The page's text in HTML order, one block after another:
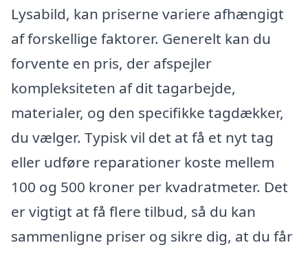
Lysabild, kan priserne variere afhængigt
af forskellige faktorer. Generelt kan du
forvente en pris, der afspejler
kompleksiteten af dit tagarbejde,
materialer, og den specifikke tagdækker,
du vælger. Typisk vil det at få et nyt tag
eller udføre reparationer koste mellem
100 og 500 kroner per kvadratmeter. Det
er vigtigt at få flere tilbud, så du kan
sammenligne priser og sikre dig, at du får